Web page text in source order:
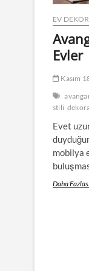
EV
Evler
Kasım
stili
Evet
mobilya
Daha